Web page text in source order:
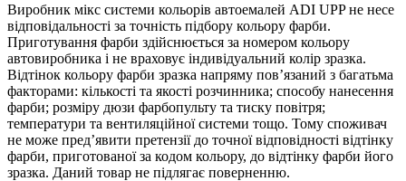
Виробник мікс системи кольорів автоемалей ADI UPP не несе
відповідальності за точність підбору кольору фарби.
Приготування фарби здійснюється за номером кольору
автовиробника і не враховує індивідуальний колір зразка.
Відтінок кольору фарби зразка напряму пов’язаний з багатьма
факторами: кількості та якості розчинника; способу нанесення
фарби; розміру дюзи фарбопульту та тиску повітря;
температури та вентиляційної системи тощо. Тому споживач
не може пред’явити претензії до точної відповідності відтінку
фарби, приготованої за кодом кольору, до відтінку фарби його
зразка. Даний товар не підлягає поверненню.